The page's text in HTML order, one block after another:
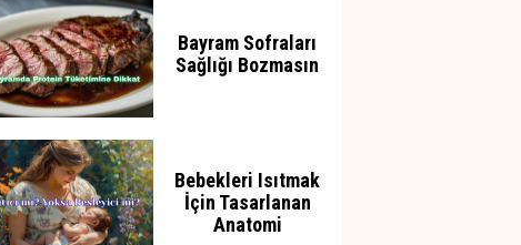
Bayram Sofraları
Sağlığı Bozmasın
Bebekleri Isıtmak
İçin Tasarlanan
Anatomi